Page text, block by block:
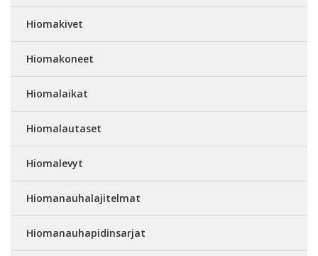
Hiomakivet
Hiomakoneet
Hiomalaikat
Hiomalautaset
Hiomalevyt
Hiomanauhalajitelmat
Hiomanauhapidinsarjat